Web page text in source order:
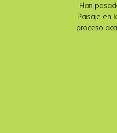
Han
Paisaje en
proceso